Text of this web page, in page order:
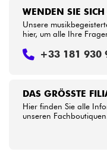
Sehen
DAS GRÖSSTE
Hier finden Sie alle
unseren
WENDEN SIE
Unsere
hier, um alle Ihre
+33 181 930